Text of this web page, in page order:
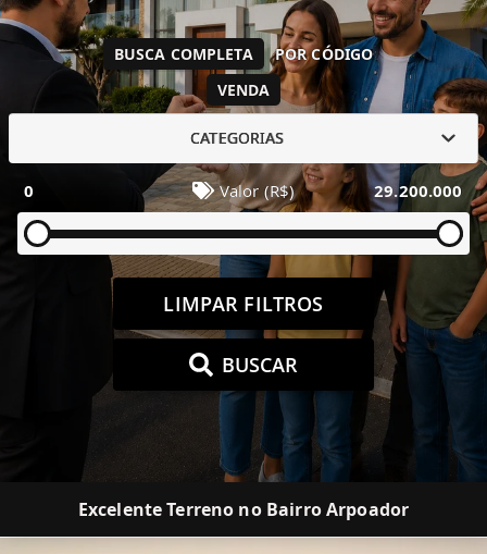
VENDA
BUSCA COMPLETA POR CÓDIGO
CATEGORIAS
0 Valor (R$) 29.200.000
LIMPAR FILTROS
BUSCAR
Excelente Terreno no Bairro Arpoador